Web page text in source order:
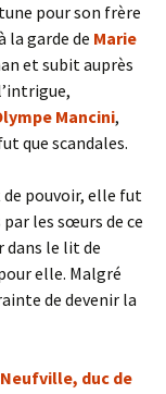
pour son frère
la garde de Marie
et subit auprès
Mancini,
que scandales.
de pouvoir, elle fut
par les sœurs de ce
dans le lit de
elle. Malgré
de devenir la
duc de